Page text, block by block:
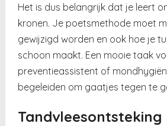
Het is dus belangrijk dat je leert
kronen. Je poetsmethode moet
gewijzigd worden en ook hoe je
schoon maakt. Een mooie taak
preventieassistent of
begeleiden om gaatjes tegen te
Tandvleesontsteking